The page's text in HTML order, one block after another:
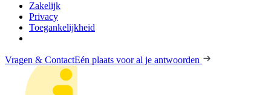
Zakelijk
Privacy
Toegankelijkheid
Vragen & ContactEén plaats voor al je antwoorden